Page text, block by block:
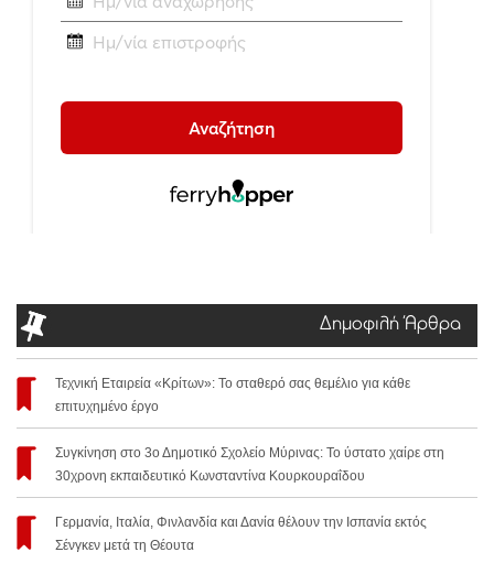
Δημοφιλή Άρθρα
Τεχνική Εταιρεία «Κρίτων»: Το σταθερό σας θεμέλιο για κάθε
επιτυχημένο έργο
Συγκίνηση στο 3ο Δημοτικό Σχολείο Μύρινας: Το ύστατο χαίρε στη
30χρονη εκπαιδευτικό Κωνσταντίνα Κουρκουραΐδου
Γερμανία, Ιταλία, Φινλανδία και Δανία θέλουν την Ισπανία εκτός
Σένγκεν μετά τη Θέουτα